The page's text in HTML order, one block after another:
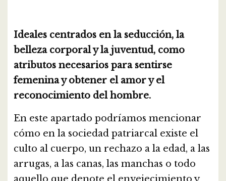
Ideales centrados en la seducción, la
belleza corporal y la juventud, como
atributos necesarios para sentirse
femenina y obtener el amor y el
reconocimiento del hombre.
En este apartado podríamos mencionar
cómo en la sociedad patriarcal existe el
culto al cuerpo, un rechazo a la edad, a las
arrugas, a las canas, las manchas o todo